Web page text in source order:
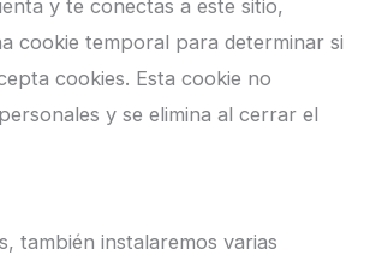
y te conectas a este sitio,
cookie temporal para determinar si
cookies. Esta cookie no
y se elimina al cerrar el
también instalaremos varias